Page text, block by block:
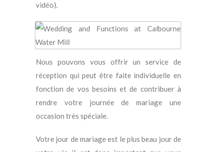
vidéo).
Nous pouvons vous offrir un service de
réception qui peut être faite individuelle en
fonction de vos besoins et de contribuer à
rendre votre journée de mariage une
occasion très spéciale.
Votre jour de mariage est le plus beau jour de